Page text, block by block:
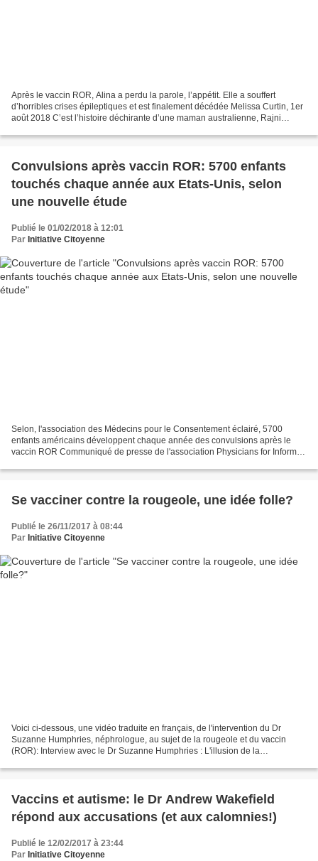
Après le vaccin ROR, Alina a perdu la parole, l’appétit. Elle a souffert
d’horribles crises épileptiques et est finalement décédée Melissa Curtin, 1er
août 2018 C’est l’histoire déchirante d’une maman australienne, Rajni
Convulsions après vaccin ROR: 5700 enfants
touchés chaque année aux Etats-Unis, selon
une nouvelle étude
Publié le 01/02/2018 à 12:01
Par Initiative Citoyenne
Selon, l'association des Médecins pour le Consentement éclairé, 5700
enfants américains développent chaque année des convulsions après le
vaccin ROR Communiqué de presse de l'association Physicians for Informed
Se vacciner contre la rougeole, une idée folle?
Publié le 26/11/2017 à 08:44
Par Initiative Citoyenne
Voici ci-dessous, une vidéo traduite en français, de l'intervention du Dr
Suzanne Humphries, néphrologue, au sujet de la rougeole et du vaccin
(ROR): Interview avec le Dr Suzanne Humphries : L'illusion de la
Vaccins et autisme: le Dr Andrew Wakefield
répond aux accusations (et aux calomnies!)
Publié le 12/02/2017 à 23:44
Par Initiative Citoyenne